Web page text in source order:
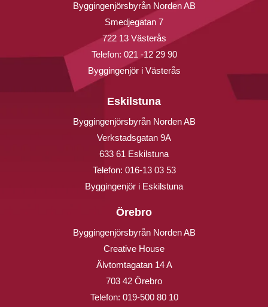
Byggingenjörsbyrån Norden AB
Smedjegatan 7
722 13 Västerås
Telefon: 021 -12 29 90
Byggingenjör i Västerås
Eskilstuna
Byggingenjörsbyrån Norden AB
Verkstadsgatan 9A
633 61 Eskilstuna
Telefon: 016-13 03 53
Byggingenjör i Eskilstuna
Örebro
Byggingenjörsbyrån Norden AB
Creative House
Älvtomtagatan 14 A
703 42 Örebro
Telefon: 019-500 80 10